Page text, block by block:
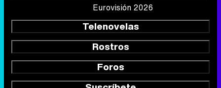
Eurovisión 2026
Telenovelas
Rostros
Foros